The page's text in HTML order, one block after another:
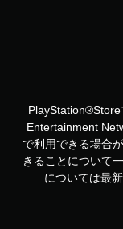
Entertainment
で利用できる場合
きることについて
については最